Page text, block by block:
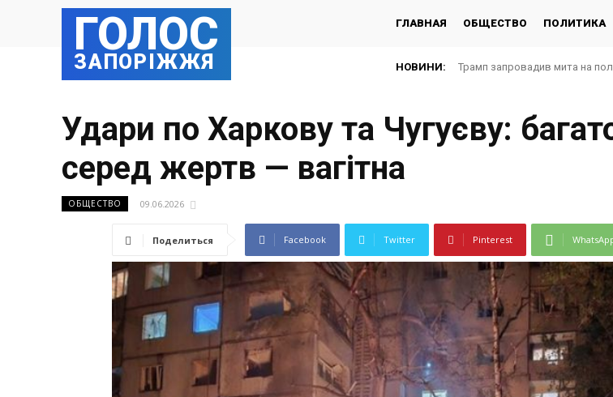
ГОЛОС
ЗАПОРІЖЖЯ
ГЛАВНАЯ ОБЩЕСТВО ПОЛИТИКА
НОВИНИ: Трамп запровадив мита на
Удари по Харкову та Чугуєву:
серед жертв — вагітна
ОБЩЕСТВО 09.06.2026
Поделиться Facebook Twitter Pinterest